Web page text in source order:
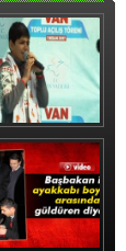
çocuk gülme
soktu